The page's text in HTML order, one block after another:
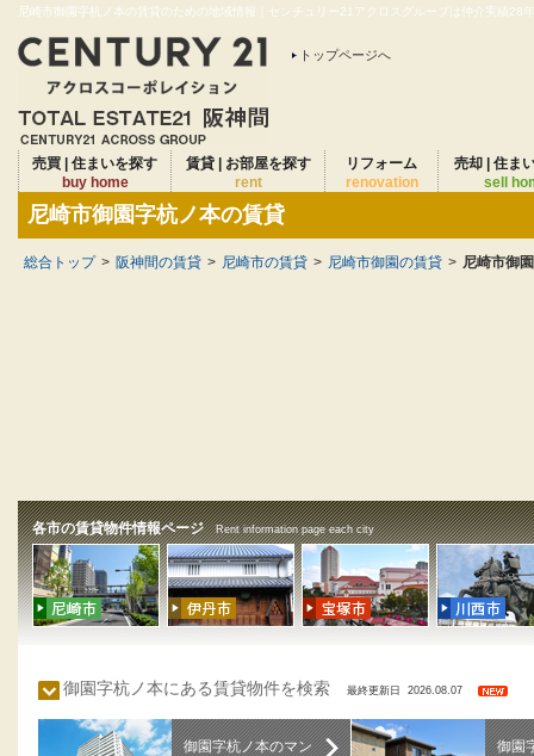
尼崎市御園字杭ノ本の賃貸のための地域情報｜センチュリー21アクロスグループは仲介実績28
トップページへ
売買 | 住まいを探す
buy home
賃貸 | お部屋を探す
rent
リフォーム
renovation
売却 | 住ま
sell
尼崎市御園字杭ノ本の賃貸
総合トップ > 阪神間の賃貸 > 尼崎市の賃貸 > 尼崎市御園の賃貸 > 尼崎市御
各市の賃貸物件情報ページ Rent information page each city
御園字杭ノ本にある賃貸物件を検索 最終更新日 2026.08.07
御園字杭ノ本のマン
御園